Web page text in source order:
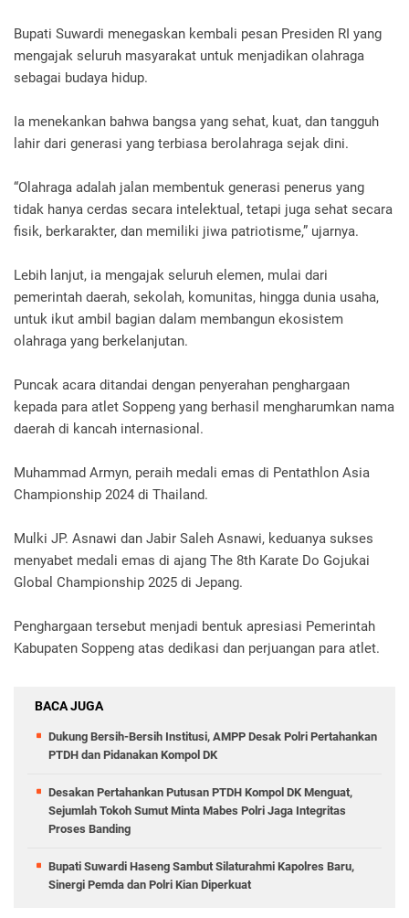
Bupati Suwardi menegaskan kembali pesan Presiden RI yang
mengajak seluruh masyarakat untuk menjadikan olahraga
sebagai budaya hidup.
Ia menekankan bahwa bangsa yang sehat, kuat, dan tangguh
lahir dari generasi yang terbiasa berolahraga sejak dini.
“Olahraga adalah jalan membentuk generasi penerus yang
tidak hanya cerdas secara intelektual, tetapi juga sehat secara
fisik, berkarakter, dan memiliki jiwa patriotisme,” ujarnya.
Lebih lanjut, ia mengajak seluruh elemen, mulai dari
pemerintah daerah, sekolah, komunitas, hingga dunia usaha,
untuk ikut ambil bagian dalam membangun ekosistem
olahraga yang berkelanjutan.
Puncak acara ditandai dengan penyerahan penghargaan
kepada para atlet Soppeng yang berhasil mengharumkan nama
daerah di kancah internasional.
Muhammad Armyn, peraih medali emas di Pentathlon Asia
Championship 2024 di Thailand.
Mulki JP. Asnawi dan Jabir Saleh Asnawi, keduanya sukses
menyabet medali emas di ajang The 8th Karate Do Gojukai
Global Championship 2025 di Jepang.
Penghargaan tersebut menjadi bentuk apresiasi Pemerintah
Kabupaten Soppeng atas dedikasi dan perjuangan para atlet.
BACA JUGA
Dukung Bersih-Bersih Institusi, AMPP Desak Polri Pertahankan
PTDH dan Pidanakan Kompol DK
Desakan Pertahankan Putusan PTDH Kompol DK Menguat,
Sejumlah Tokoh Sumut Minta Mabes Polri Jaga Integritas
Proses Banding
Bupati Suwardi Haseng Sambut Silaturahmi Kapolres Baru,
Sinergi Pemda dan Polri Kian Diperkuat